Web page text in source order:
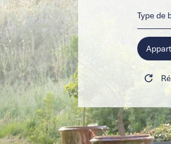
Type de